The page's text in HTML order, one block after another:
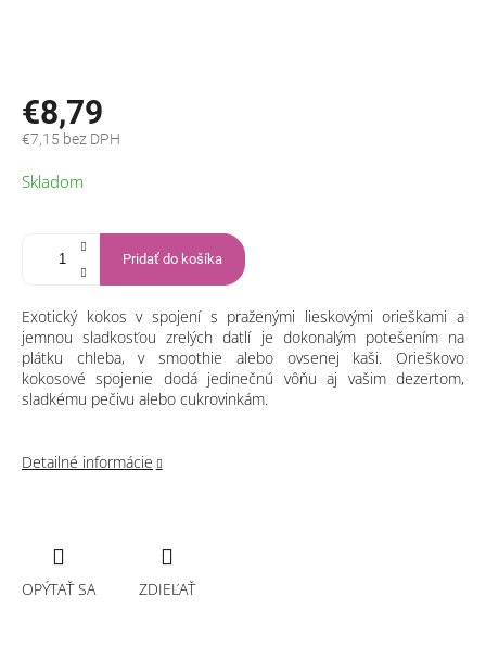
€8,79
€7,15 bez DPH
cena:
Skladom
Pridať do košíka
Exotický kokos v spojení s praženými lieskovými orieškami a
jemnou sladkosťou zrelých datlí je dokonalým potešením na
plátku chleba, v smoothie alebo ovsenej kaši. Orieškovo
kokosové spojenie dodá jedinečnú vôňu aj vašim dezertom,
sladkému pečivu alebo cukrovinkám.
Detailné informácie
OPÝTAŤ SA ZDIEĽAŤ